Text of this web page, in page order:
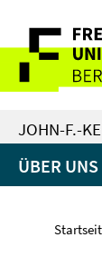
direkt
Inhalt
Service-
Navigation
JOHN-F.-
ÜBER UNS